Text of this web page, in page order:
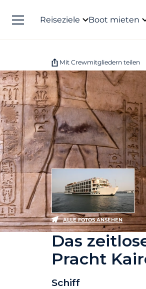
Reiseziele Boot mieten
Mit Crewmitgliedern teilen
ALLE FOTOS ANSEHEN
Das
Pracht
Schiff